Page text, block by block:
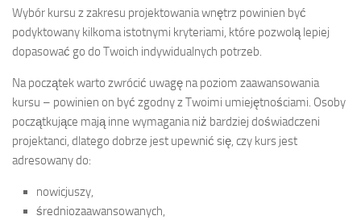
Wybór kursu z zakresu projektowania wnętrz powinien być
podyktowany kilkoma istotnymi kryteriami, które pozwolą lepiej
dopasować go do Twoich indywidualnych potrzeb.
Na początek warto zwrócić uwagę na poziom zaawansowania
kursu – powinien on być zgodny z Twoimi umiejętnościami. Osoby
początkujące mają inne wymagania niż bardziej doświadczeni
projektanci, dlatego dobrze jest upewnić się, czy kurs jest
adresowany do:
nowicjuszy,
średniozaawansowanych,